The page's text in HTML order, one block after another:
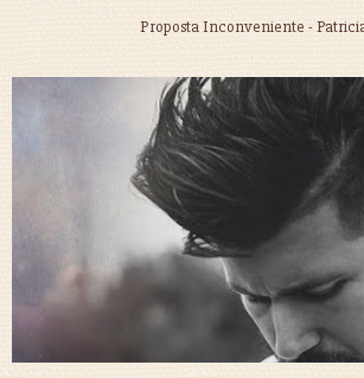
Proposta Inconveniente -